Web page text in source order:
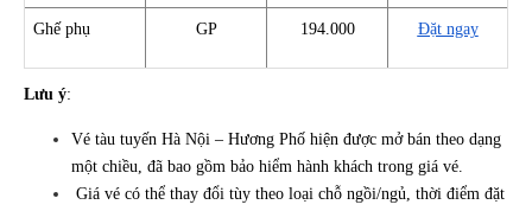
Ghế phụ GP 194.000 Đặt ngay
Lưu ý:
Vé tàu tuyến Hà Nội – Hương Phố hiện được mở bán theo dạng
một chiều, đã bao gồm bảo hiểm hành khách trong giá vé.
Giá vé có thể thay đổi tùy theo loại chỗ ngồi/ngủ, thời điểm đặt